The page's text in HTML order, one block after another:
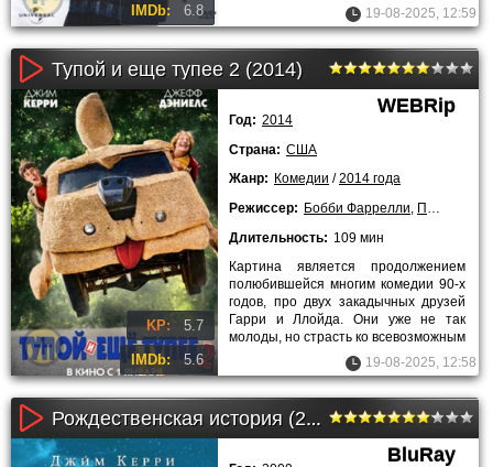
IMDb: 6.8
телезрителей. Брюс грезит о
карьере телеведущего.
19-08-2025, 12:59
Тупой и еще тупее 2 (2014)
KP: 5.7
IMDb: 5.6
WEBRip
Год: 2014
Страна: США
Жанр: Комедии /2014 года
Режиссер: Бобби Фаррелли, Питер Фаррелл
Длительность: 109 мин
Картина является продолжением
полюбившейся многим комедии 90-х
годов, про двух закадычных друзей
Гарри и Ллойда. Они уже не так
молоды, но страсть ко всевозможным
приключениям не угасла. Со19-08-2025, 12:58
Рождественская история (2009)
BluRay